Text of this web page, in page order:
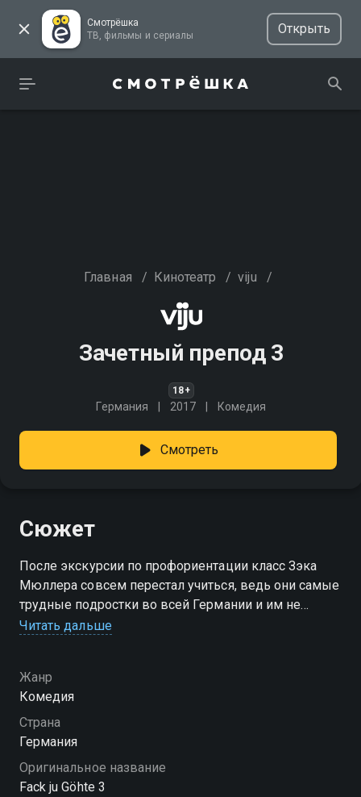
Смотрёшка
ТВ, фильмы и сериалы
Открыть
Главная / Кинотеатр / viju /
Зачетный препод 3
18+
Германия 2017 Комедия
Смотреть
Сюжет
После экскурсии по профориентации класс Зэка
Мюллера совсем перестал учиться, ведь они самые
трудные подростки во всей Германии и им не
светит ничего путного. Криминальное прошлое
Читать дальше
Жанр
Комедия
Страна
Германия
Оригинальное название
Fack ju Göhte 3